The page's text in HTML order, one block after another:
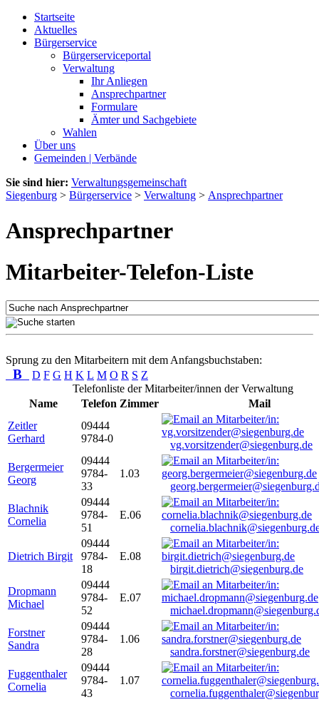
Startseite
Aktuelles
Bürgerservice
Bürgerserviceportal
Verwaltung
Ihr Anliegen
Ansprechpartner
Formulare
Ämter und Sachgebiete
Wahlen
Über uns
Gemeinden | Verbände
Sie sind hier: Verwaltungsgemeinschaft
Siegenburg > Bürgerservice > Verwaltung > Ansprechpartner
Ansprechpartner
Mitarbeiter-Telefon-Liste
Sprung zu den Mitarbeitern mit dem Anfangsbuchstaben:
B D F G H K L M O R S Z
Telefonliste der Mitarbeiter/innen der Verwaltung
Name
Telefon Zimmer
Mail
Zeitler
Gerhard
09444
9784-0
vg.vorsitzender@siegenburg.de
Bergermeier
Georg
09444
9784-
33
1.03
Blachnik
Cornelia
09444
9784-
51
E.06
Dietrich Birgit
09444
9784-
18
E.08
birgit.dietrich@siegenburg.de
Dropmann
Michael
09444
9784-
52
E.07
Forstner
Sandra
09444
9784-
28
1.06
sandra.forstner@siegenburg.de
Fuggenthaler
Cornelia
09444
9784-
43
1.07